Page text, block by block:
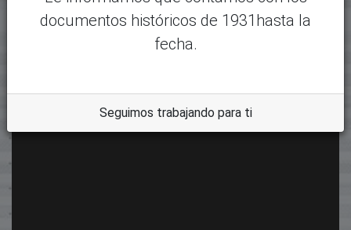
documentos históricos de 1931hasta la
fecha.
Seguimos trabajando para ti